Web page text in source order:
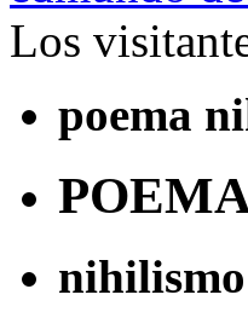
Los
poema